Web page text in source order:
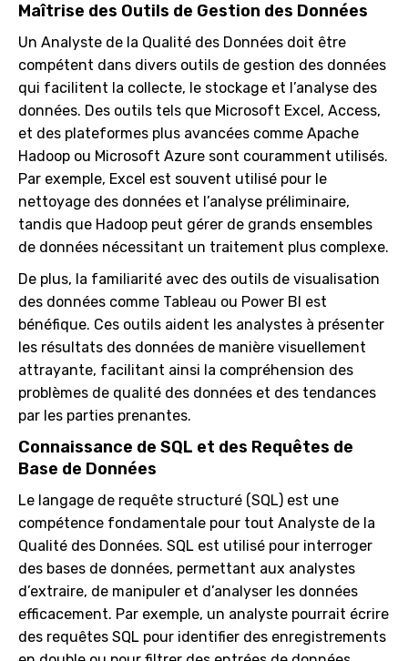
Maîtrise des Outils de Gestion des Données
Un Analyste de la Qualité des Données doit être
compétent dans divers outils de gestion des données
qui facilitent la collecte, le stockage et l’analyse des
données. Des outils tels que Microsoft Excel, Access,
et des plateformes plus avancées comme Apache
Hadoop ou Microsoft Azure sont couramment utilisés.
Par exemple, Excel est souvent utilisé pour le
nettoyage des données et l’analyse préliminaire,
tandis que Hadoop peut gérer de grands ensembles
de données nécessitant un traitement plus complexe.
De plus, la familiarité avec des outils de visualisation
des données comme Tableau ou Power BI est
bénéfique. Ces outils aident les analystes à présenter
les résultats des données de manière visuellement
attrayante, facilitant ainsi la compréhension des
problèmes de qualité des données et des tendances
par les parties prenantes.
Connaissance de SQL et des Requêtes de
Base de Données
Le langage de requête structuré (SQL) est une
compétence fondamentale pour tout Analyste de la
Qualité des Données. SQL est utilisé pour interroger
des bases de données, permettant aux analystes
d’extraire, de manipuler et d’analyser les données
efficacement. Par exemple, un analyste pourrait écrire
des requêtes SQL pour identifier des enregistrements